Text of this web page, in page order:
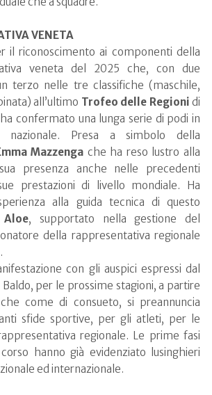
VENETA
il riconoscimento ai componenti della
veneta del 2025 che, con due
terzo nelle tre classifiche (maschile,
all’ultimo Trofeo delle Regioni di
confermato una lunga serie di podi in
nazionale. Presa a simbolo della
Mazzenga che ha reso lustro alla
presenza anche nelle precedenti
prestazioni di livello mondiale. Ha
alla guida tecnica di questo
Aloe, supportato nella gestione del
della rappresentativa regionale
.
con gli auspici espressi dal
per le prossime stagioni, a partire
come di consueto, si preannuncia
sfide sportive, per gli atleti, per le
regionale. Le prime fasi
hanno già evidenziato lusinghieri
ed internazionale.